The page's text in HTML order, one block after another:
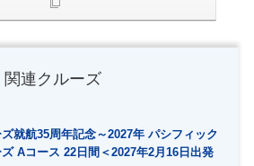
関連クルーズ
航35周年記念～2027年 パシフィック
Aコース 22日間＜2027年2月16日出発